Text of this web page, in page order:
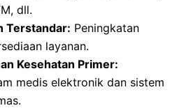
dll.
Terstandar: Peningkatan
layanan.
Kesehatan Primer:
medis elektronik dan sistem